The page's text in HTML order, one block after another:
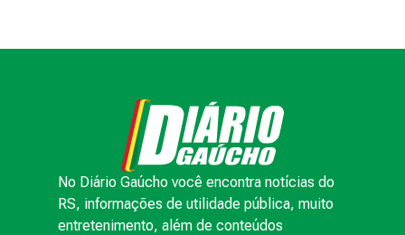
No Diário Gaúcho você encontra notícias do
RS, informações de utilidade pública, muito
entretenimento, além de conteúdos